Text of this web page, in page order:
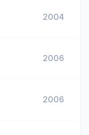
2004
2006
2006